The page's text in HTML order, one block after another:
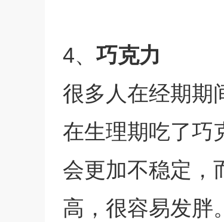
4、 巧克力
很多人在经期期
在生理期吃了巧
会更加不稳定，
高，很容易发胖